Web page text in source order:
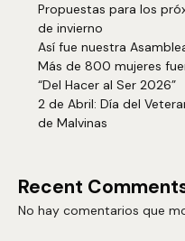
Propuestas para los
de invierno
Así fue nuestra
Más de 800 mujeres
“Del Hacer al Ser 2026”
2 de Abril: Día del
de Malvinas
Recent
No hay comentarios que